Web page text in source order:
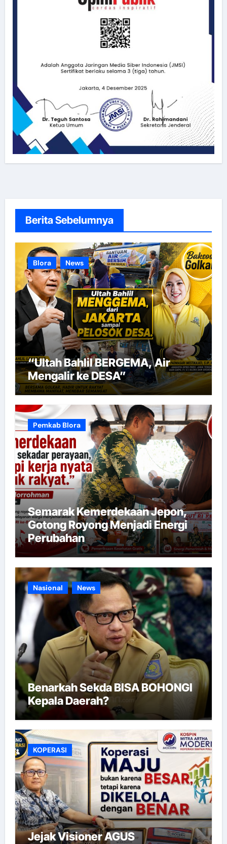
Berita Sebelumnya
Blora News
“Ultah Bahlil BERGEMA, Air
Mengalir ke DESA”
Pemkab Blora
Semarak Kemerdekaan Jepon,
Gotong Royong Menjadi Energi
Perubahan
Nasional News
Benarkah Sekda BISA BOHONGI
Kepala Daerah?
KOPERASI
Jejak Visioner AGUS